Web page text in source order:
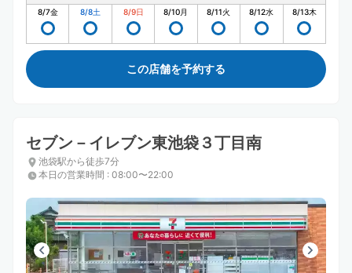
8/7金 8/8土 8/9日 8/10月 8/11火 8/12水 8/13木
この店舗を予約する
セブン－イレブン東池袋３丁目南
池袋駅から徒歩7分
本日の営業時間 : 08:00〜22:00